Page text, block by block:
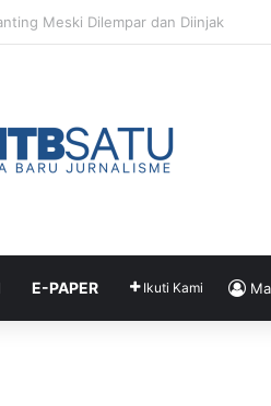
Pengisian Jabatan Tak Lagi
E-PAPER Ikuti Kami